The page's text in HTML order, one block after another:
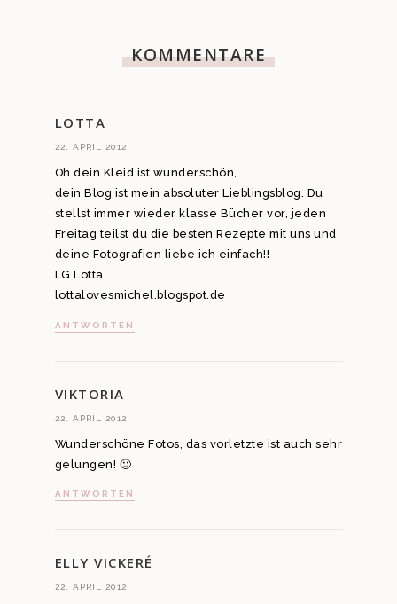
KOMMENTARE
LOTTA
22. APRIL 2012
Oh dein Kleid ist wunderschön,
dein Blog ist mein absoluter Lieblingsblog. Du
stellst immer wieder klasse Bücher vor, jeden
Freitag teilst du die besten Rezepte mit uns und
deine Fotografien liebe ich einfach!!
LG Lotta
lottalovesmichel.blogspot.de
ANTWORTEN
VIKTORIA
22. APRIL 2012
Wunderschöne Fotos, das vorletzte ist auch sehr
gelungen! 🙂
ANTWORTEN
ELLY VICKERÉ
22. APRIL 2012